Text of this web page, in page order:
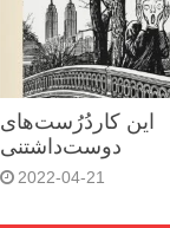
این کاردُرُست‌های
دوست‌داشتنی
2022-04-21